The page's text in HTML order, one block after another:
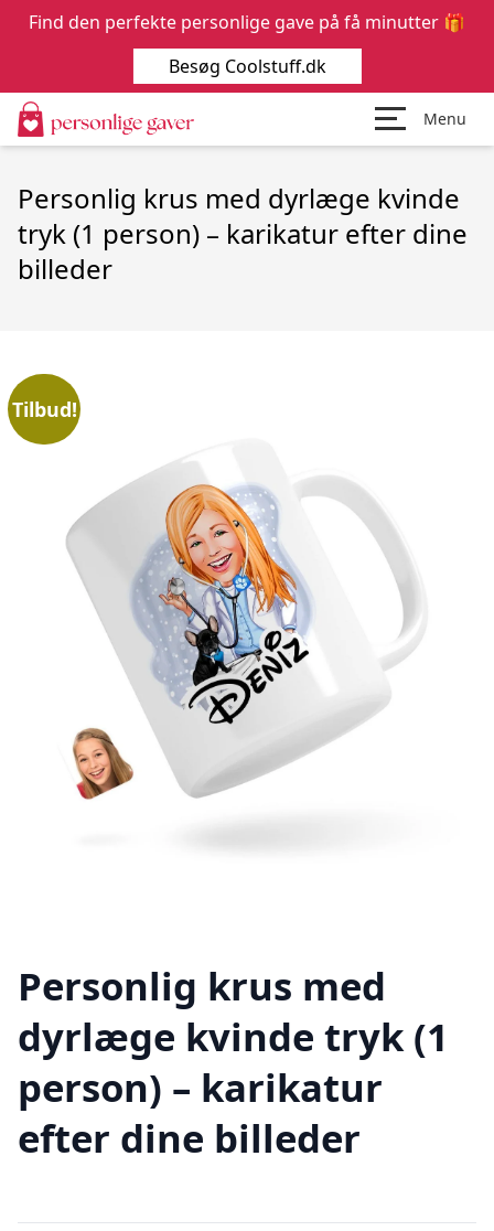
Menu
Personlig krus med dyrlæge kvinde
tryk (1 person) – karikatur efter dine
billeder
Tilbud!
Personlig krus med
dyrlæge kvinde tryk (1
person) – karikatur
efter dine billeder
Find den perfekte personlige gave på få minutter 🎁
Besøg Coolstuff.dk